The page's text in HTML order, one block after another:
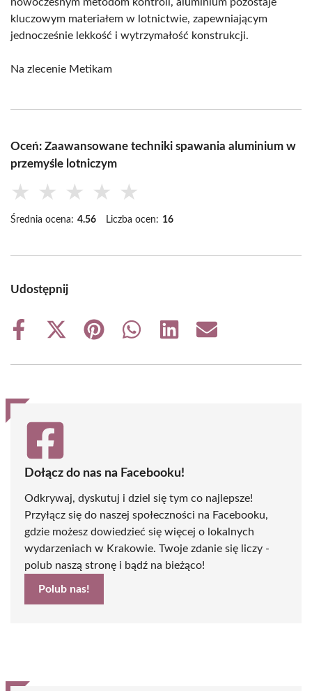
kluczowym materiałem w lotnictwie, zapewniającym
jednocześnie lekkość i wytrzymałość konstrukcji.
Na zlecenie Metikam
Oceń: Zaawansowane techniki spawania aluminium w
przemyśle lotniczym
★ ★ ★ ★ ★
Średnia ocena: 4.56 Liczba ocen: 16
Udostępnij
Share
Share
(Twitter)
Share
Share
Share
Share
Dołącz do nas na Facebooku!
Odkrywaj, dyskutuj i dziel się tym co najlepsze!
Przyłącz się do naszej społeczności na Facebooku,
gdzie możesz dowiedzieć się więcej o lokalnych
wydarzeniach w Krakowie. Twoje zdanie się liczy -
polub naszą stronę i bądź na bieżąco!
Polub nas!